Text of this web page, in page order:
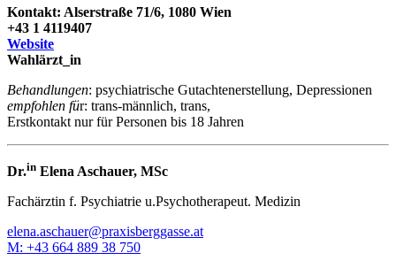
Kontakt: Alserstraße 71/6, 1080 Wien
+43 1 4119407
Website
Wahlärzt_in
Behandlungen: psychiatrische Gutachtenerstellung, Depressionen
empfohlen für: trans-männlich, trans,
Erstkontakt nur für Personen bis 18 Jahren
Dr.in Elena Aschauer, MSc
Fachärztin f. Psychiatrie u.Psychotherapeut. Medizin
elena.aschauer@praxisberggasse.at
M: +43 664 889 38 750